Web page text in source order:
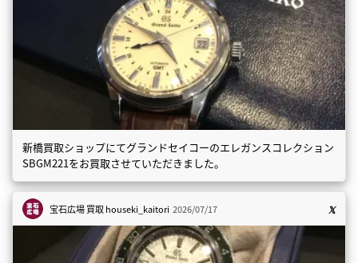
新橋買取ショップにてグランドセイコーのエレガンスコレクション
SBGM221をお買取させていただきました。
宝石広場 買取houseki_kaitori 2026/07/17